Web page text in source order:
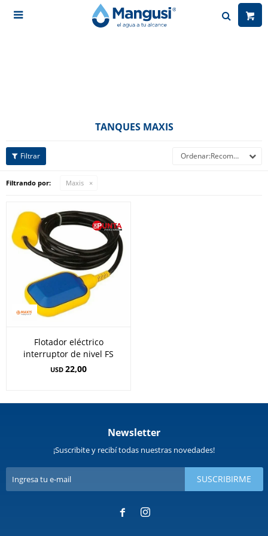

TANQUES MAXIS
Recomendados
Filtrando por: Maxis
Flotador eléctrico
interruptor de nivel FS
USD 22,00
Newsletter
¡Suscribite y recibí todas nuestras novedades!
SUSCRIBIRME
 